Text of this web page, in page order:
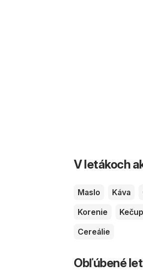
V letákoch
Maslo Káva
Korenie
Kečup
Cereálie
Obľúbené